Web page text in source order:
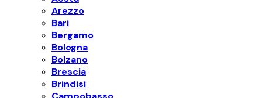
Arezzo
Bari
Bergamo
Bologna
Bolzano
Brescia
Brindisi